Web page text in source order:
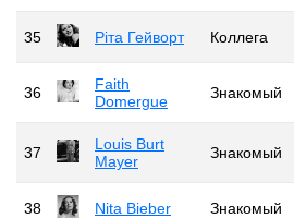
35 Ріта Гейворт Коллега
36
Faith
Domergue
Знакомый
37
Louis Burt
Mayer
Знакомый
38 Nita Bieber Знакомый